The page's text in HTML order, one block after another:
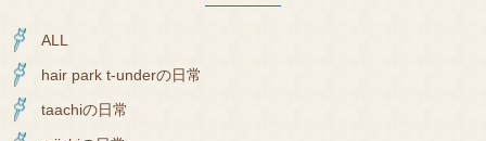
ALL
hair park t-underの日常
taachiの日常